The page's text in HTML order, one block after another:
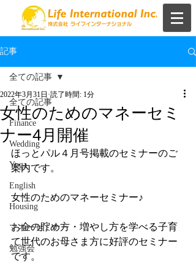
記事
全ての記事
Finance
Wedding
Yoga
English
Housing
マネーセミナー
勉強会
全ての記事
女性のためのマネーセミ
ナー4月開催
2022年3月31日 読了時間: 1分
ほっとパル４月号掲載のセミナーのご
案内です。
女性のためのマネーセミナー♪
お金の貯め方・増やし方を学べる子育
て世代のお母さま方に好評のセミナー
です。